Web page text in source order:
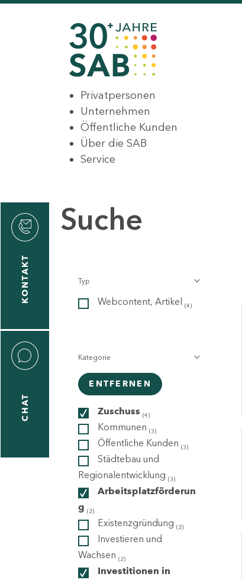
Privatpersonen
Unternehmen
Öffentliche Kunden
Über die SAB
Service
KONTAKT
CHAT
Suche
Typ
Webcontent, Artikel (4)
Kategorie
ENTFERNEN
Zuschuss (4)
Kommunen (3)
Öffentliche Kunden (3)
Städtebau und
Regionalentwicklung (3)
Arbeitsplatzförderun
g (2)
Existenzgründung (2)
Investieren und
Wachsen (2)
Investitionen in